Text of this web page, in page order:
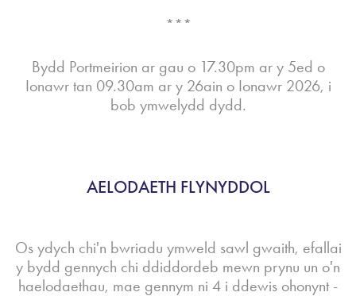
***
Bydd Portmeirion ar gau o 17.30pm ar y 5ed o
Ionawr tan 09.30am ar y 26ain o Ionawr 2026, i
bob ymwelydd dydd.
AELODAETH FLYNYDDOL
Os ydych chi'n bwriadu ymweld sawl gwaith, efallai
y bydd gennych chi ddiddordeb mewn prynu un o'n
haelodaethau, mae gennym ni 4 i ddewis ohonynt -